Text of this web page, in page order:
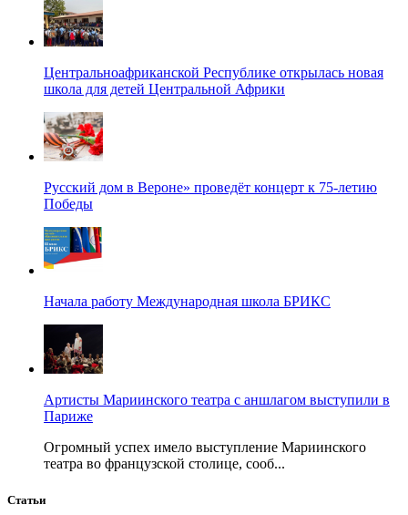
Центральноафриканской Республике открылась новая
школа для детей Центральной Африки
Русский дом в Вероне» проведёт концерт к 75-летию
Победы
Начала работу Международная школа БРИКС
Артисты Мариинского театра с аншлагом выступили в
Париже
Огромный успех имело выступление Мариинского
театра во французской столице, сооб...
Статьи